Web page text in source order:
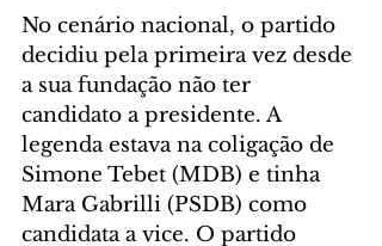
No cenário nacional, o partido
decidiu pela primeira vez desde
a sua fundação não ter
candidato a presidente. A
legenda estava na coligação de
Simone Tebet (MDB) e tinha
Mara Gabrilli (PSDB) como
candidata a vice. O partido